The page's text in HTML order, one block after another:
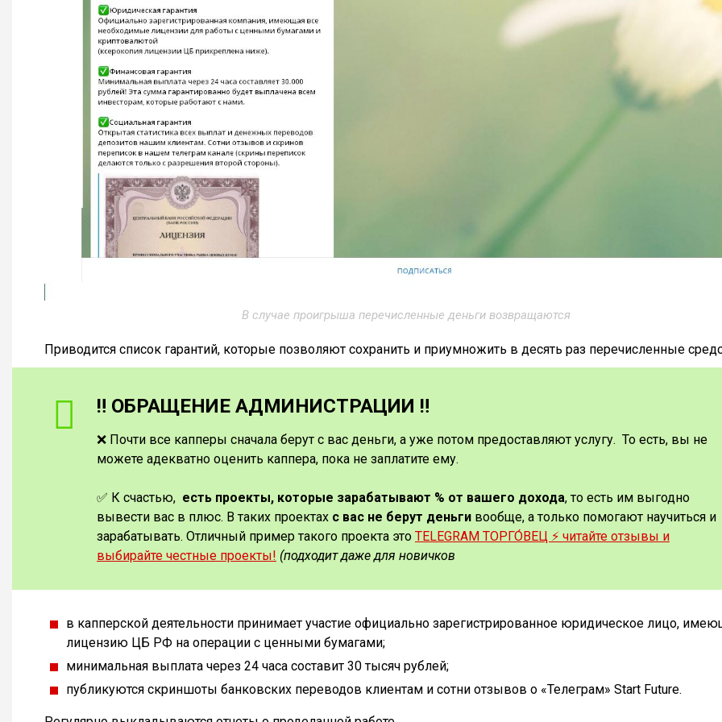
В случае проигрыша перечисленные деньги возвращаются
Приводится список гарантий, которые позволяют сохранить и приумножить в десять раз перечисленные
‼️ ОБРАЩЕНИЕ АДМИНИСТРАЦИИ ‼️
❌ Почти все капперы сначала берут с вас деньги, а уже потом предоставляют услугу. То есть, вы не
можете адекватно оценить каппера, пока не заплатите ему.
✅ К счастью, есть проекты, которые зарабатывают % от вашего дохода, то есть им выгодно
вывести вас в плюс. В таких проектах с вас не берут деньги вообще, а только помогают научиться и
зарабатывать. Отличный пример такого проекта это TELEGRAM ТОРГО́ВЕЦ ⚡️ читайте отзывы и
выбирайте честные проекты! (подходит даже для новичков
в капперской деятельности принимает участие официально зарегистрированное юридическое лицо,
лицензию ЦБ РФ на операции с ценными бумагами;
минимальная выплата через 24 часа составит 30 тысяч рублей;
публикуются скриншоты банковских переводов клиентам и сотни отзывов о «Телеграм» Start Future.